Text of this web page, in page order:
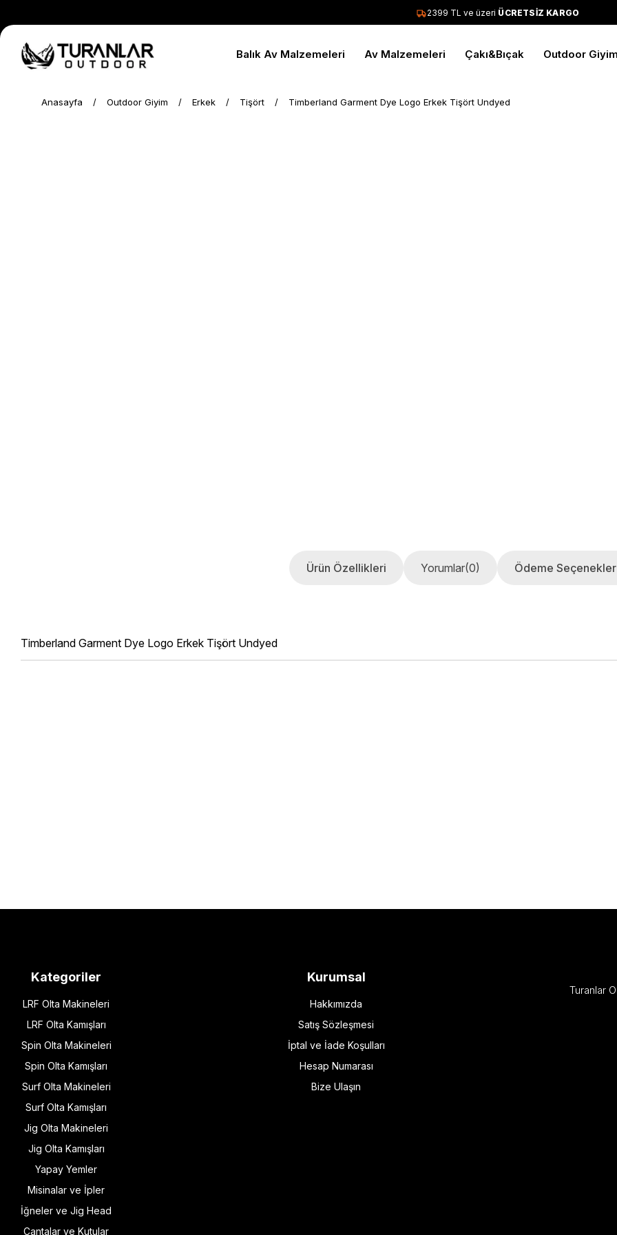
2399 TL ve üzeriÜCRETSİZ KARGO
Balık Av Malzemeleri Av Malzemeleri Çakı&Bıçak Outdoor
Anasayfa Outdoor Giyim Erkek Tişört Timberland Garment Dye Logo Erkek Tişört Undyed
Ürün Özellikleri Yorumlar(0) Ödeme
Timberland Garment Dye Logo Erkek Tişört Undyed
Kategoriler
LRF Olta Makineleri
LRF Olta Kamışları
Spin Olta Makineleri
Spin Olta Kamışları
Surf Olta Makineleri
Surf Olta Kamışları
Jig Olta Makineleri
Jig Olta Kamışları
Yapay Yemler
Misinalar ve İpler
İğneler ve Jig Head
Çantalar ve Kutular
Kurumsal
Hakkımızda
Satış Sözleşmesi
İptal ve İade Koşulları
Hesap Numarası
Bize Ulaşın
Turanlar